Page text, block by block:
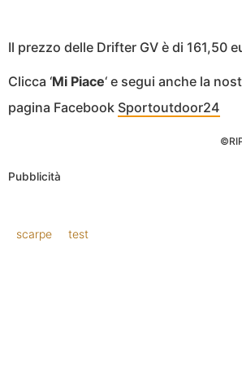
Il prezzo delle Drifter GV è di 161,50
Clicca ‘Mi Piace‘ e segui anche la
pagina Facebook Sportoutdoor24
Pubblicità
scarpe test